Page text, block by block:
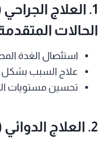
1. العلاج
الحالات
استئصال الغدة
علاج السبب
تحسين مستويات
2. العلاج الدوائي (في حالات محدودة)